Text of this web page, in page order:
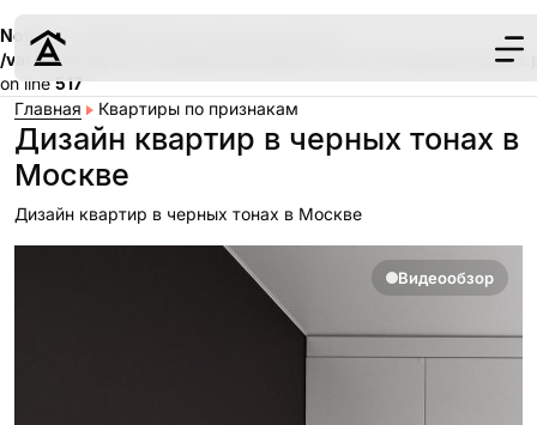
Notice: Undefined index: meta_keywords in
/var/www/aqremont/data/www/aqremont.ru/modules/
on line517
Дизайн
Ремонт
Цены
Наши работы
Главная Квартиры по признакам
Дизайн квартир в черных тонах в
Москве
Дизайн квартир в черных тонах в Москве
Видеообзор